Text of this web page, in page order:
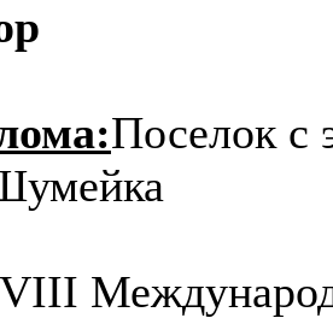
Поселок с